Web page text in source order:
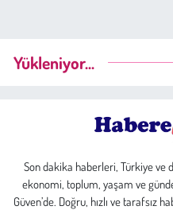
Yükleniyor...
Son dakika haberleri, Türkiye ve
ekonomi, toplum, yaşam ve
Güven’de. Doğru, hızlı ve tarafsız